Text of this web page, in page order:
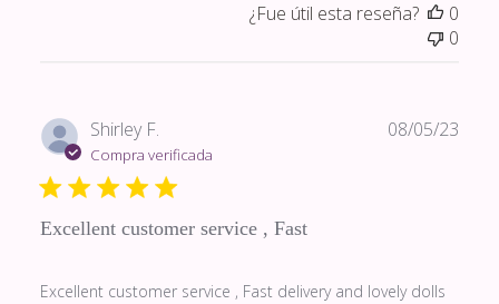
¿Fue útil esta reseña?
0
0
Shirley F.
Compra verificada
Excellent customer service , Fast
Excellent customer service , Fast delivery and lovely dolls
08/05/23